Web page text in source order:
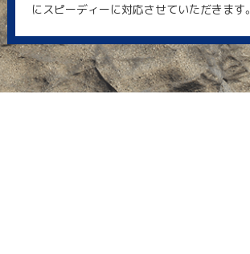
にスピーディーに対応させていただきます。